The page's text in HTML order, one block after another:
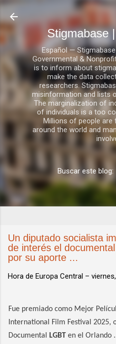
Ir al
Stigmabase
Español —
Governmental &
is to inform about
make the data
researchers.
misinformation and lists
The marginalization of
of individuals is a too
Millions of people are
around the world and
Buscar este blog:
Un diputado socialista
de interés el documental
por su aporte ...
Hora de Europa Central –
Fue premiado como Mejor
International Film Festival
Documental
LGBT en el Orlando